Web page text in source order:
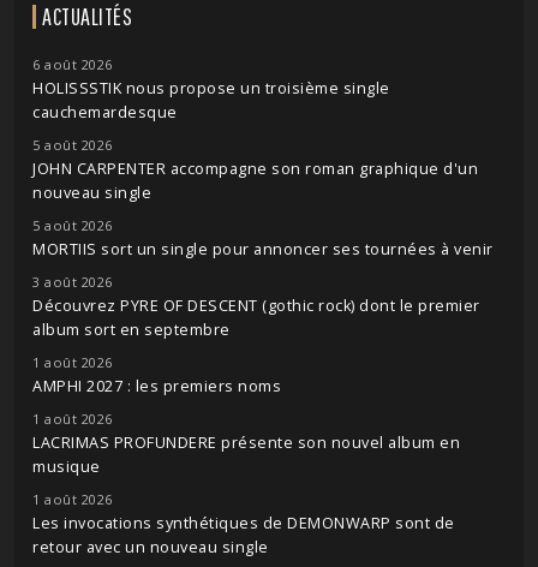
ACTUALITÉS
6 août 2026
HOLISSSTIK nous propose un troisième single
cauchemardesque
5 août 2026
JOHN CARPENTER accompagne son roman graphique d'un
nouveau single
5 août 2026
MORTIIS sort un single pour annoncer ses tournées à venir
3 août 2026
Découvrez PYRE OF DESCENT (gothic rock) dont le premier
album sort en septembre
1 août 2026
AMPHI 2027 : les premiers noms
1 août 2026
LACRIMAS PROFUNDERE présente son nouvel album en
musique
1 août 2026
Les invocations synthétiques de DEMONWARP sont de
retour avec un nouveau single